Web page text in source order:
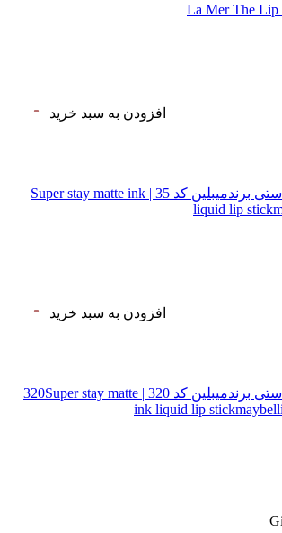
افزودن به سبد خرید
رژ مایع مات سوپر استی‌ برندمیبلین کد 35 | Super stay matte ink
liquid lip
افزودن به سبد خرید
رژ مایع مات سوپر استی‌ برندمیبلین کد 320 | 320Super stay matte
ink liquid lip